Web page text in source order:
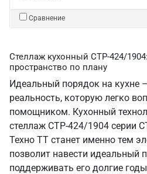
Сравнение
Стеллаж кухонный СТР-424/
пространство по плану
Идеальный порядок на кухне
реальность, которую легко
помощником. Кухонный
стеллаж СТР-424/1904 серии
Техно ТТ станет именно тем
позволит навести идеальный
поддерживать его долгие